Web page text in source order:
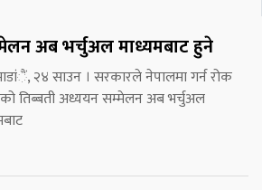
अब भर्चुअल माध्यमबाट हुने
२४ साउन । सरकारले नेपालमा गर्न रोक
तिब्बती अध्ययन सम्मेलन अब भर्चुअल